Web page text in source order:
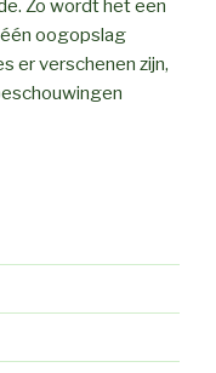
Zo wordt het een
oogopslag
er verschenen zijn,